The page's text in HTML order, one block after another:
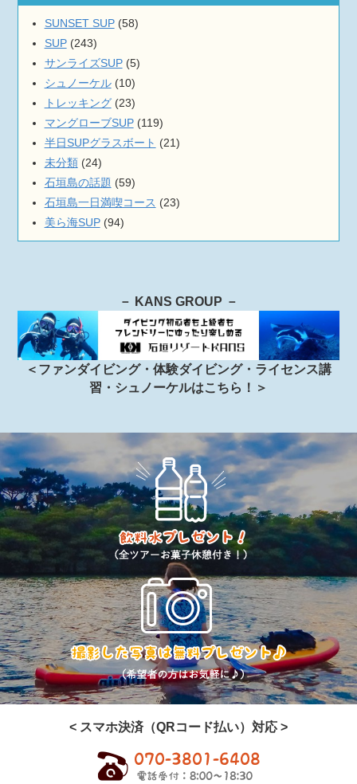
SUNSET SUP(58)
SUP(243)
サンライズSUP(5)
シュノーケル(10)
トレッキング(23)
マングローブSUP(119)
半日SUPグラスボート (21)
未分類(24)
石垣島の話題 (59)
石垣島一日満喫コース (23)
美ら海SUP(94)
－ KANS GROUP －
＜ファンダイビング・体験ダイビング・ライセンス講
習・シュノーケルはこちら！＞
< スマホ決済（QRコード払い）対応 >